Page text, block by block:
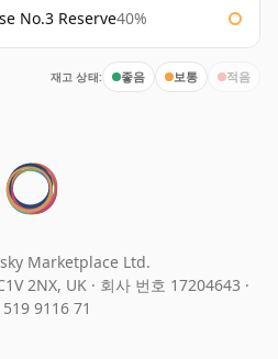
No.3 Reserve40%
재고 상태: 좋음 보통 적음
Marketplace Ltd.
2NX, UK · 회사 번호 17204643 ·
519 9116 71